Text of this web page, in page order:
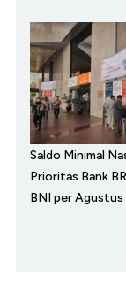
Saldo Minimal
Prioritas Bank
BNI per